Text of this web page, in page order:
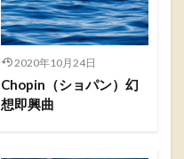
2020年10月24日
Chopin（ショパン）幻
想即興曲